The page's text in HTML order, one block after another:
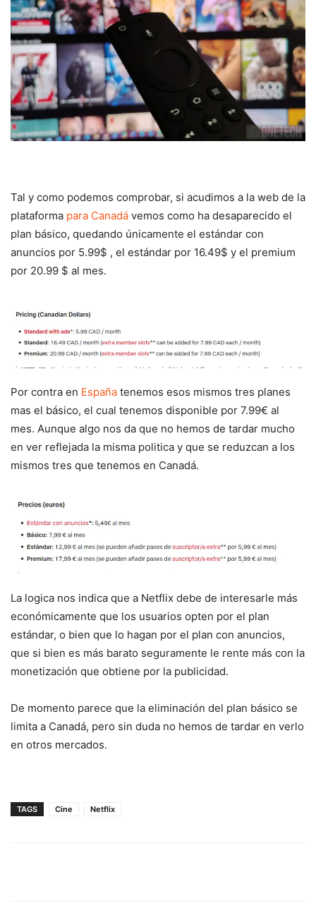
Tal y como podemos comprobar, si acudimos a la web de la
plataforma para Canadá vemos como ha desaparecido el
plan básico, quedando únicamente el estándar con
anuncios por 5.99$ , el estándar por 16.49$ y el premium
por 20.99 $ al mes.
Por contra en España tenemos esos mismos tres planes
mas el básico, el cual tenemos disponible por 7.99€ al
mes. Aunque algo nos da que no hemos de tardar mucho
en ver reflejada la misma politica y que se reduzcan a los
mismos tres que tenemos en Canadá.
La logica nos indica que a Netflix debe de interesarle más
económicamente que los usuarios opten por el plan
estándar, o bien que lo hagan por el plan con anuncios,
que si bien es más barato seguramente le rente más con la
monetización que obtiene por la publicidad.
De momento parece que la eliminación del plan básico se
limita a Canadá, pero sin duda no hemos de tardar en verlo
en otros mercados.
TAGS Cine Netflix